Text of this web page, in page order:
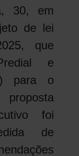
30, em
de lei
que
e
para o
foi
de